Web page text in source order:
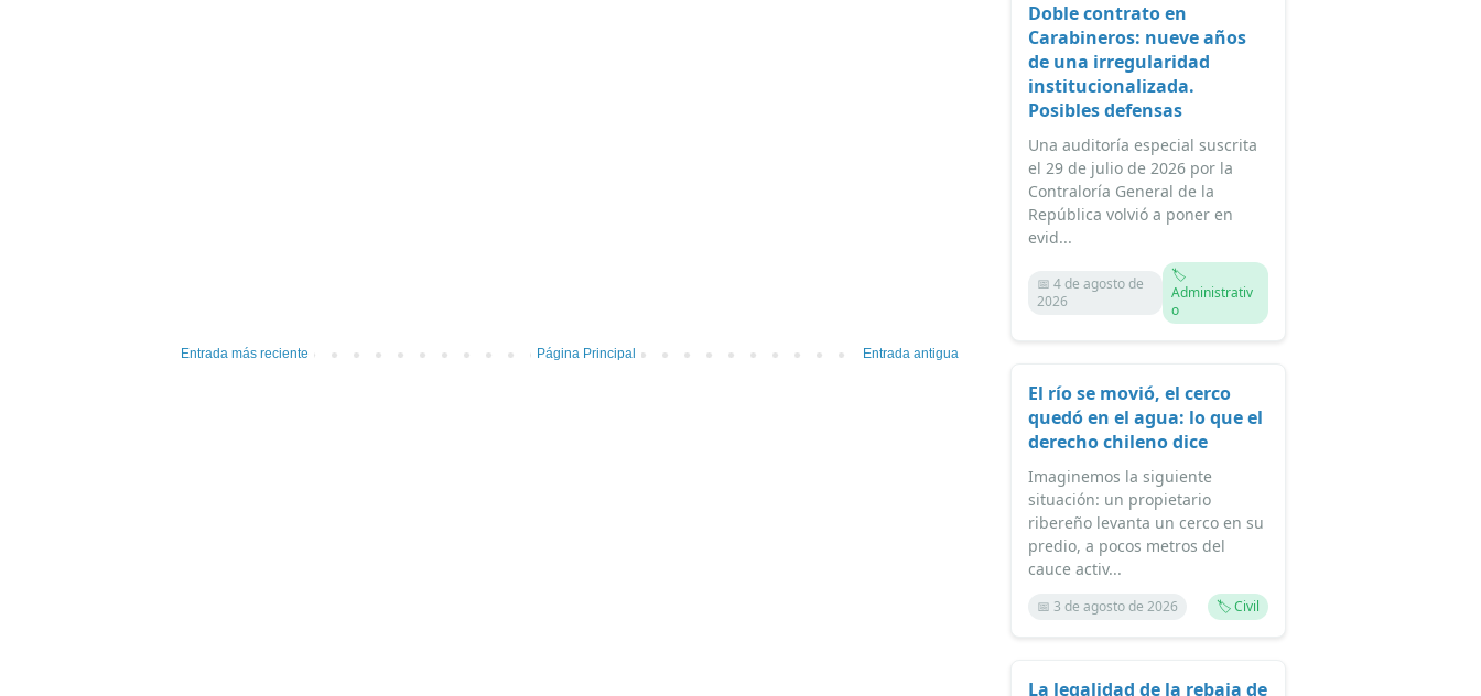
Entrada más reciente Entrada antigua
Página Principal
Doble contrato en
Carabineros: nueve años
de una irregularidad
institucionalizada.
Posibles defensas
Una auditoría especial suscrita
el 29 de julio de 2026 por la
Contraloría General de la
República volvió a poner en
evid...
📅 4 de agosto de
2026
🏷️
Administrativ
o
El río se movió, el cerco
quedó en el agua: lo que el
derecho chileno dice
Imaginemos la siguiente
situación: un propietario
ribereño levanta un cerco en su
predio, a pocos metros del
cauce activ...
📅 3 de agosto de 2026 🏷️ Civil
La legalidad de la rebaja de